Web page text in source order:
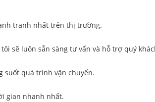
tranh nhất trên thị trường.
sẽ luôn sẵn sàng tư vấn và hỗ trợ quý
suốt quá trình vận chuyển.
gian nhanh nhất.